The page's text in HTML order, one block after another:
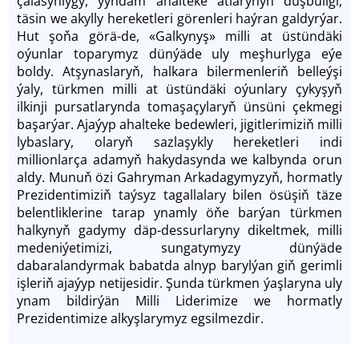
täsin we akylly hereketleri görenleri haýran galdyrýar.
Hut şoňa görä-de, «Galkynyş» milli at üstündäki
oýunlar toparymyz dünýäde uly meşhurlyga eýe
boldy. Atşynaslaryň, halkara bilermenleriň belleýşi
ýaly, türkmen milli at üstündäki oýunlary çykyşyň
ilkinji pursatlarynda tomaşaçylaryň ünsüni çekmegi
başarýar. Ajaýyp ahalteke bedewleri, jigitlerimiziň milli
lybaslary, olaryň sazlaşykly hereketleri indi
millionlarça adamyň hakydasynda we kalbynda orun
aldy. Munuň özi Gahryman Arkadagymyzyň, hormatly
Prezidentimiziň taýsyz tagallalary bilen ösüşiň täze
belentliklerine tarap ynamly öňe barýan türkmen
halkynyň gadymy däp-dessurlaryny dikeltmek, milli
medeniýetimizi, sungatymyzy dünýäde
dabaralandyrmak babatda alnyp barylýan giň gerimli
işleriň ajaýyp netijesidir. Şunda türkmen ýaşlaryna uly
ynam bildirýän Milli Liderimize we hormatly
Prezidentimize alkyşlarymyz egsilmezdir.